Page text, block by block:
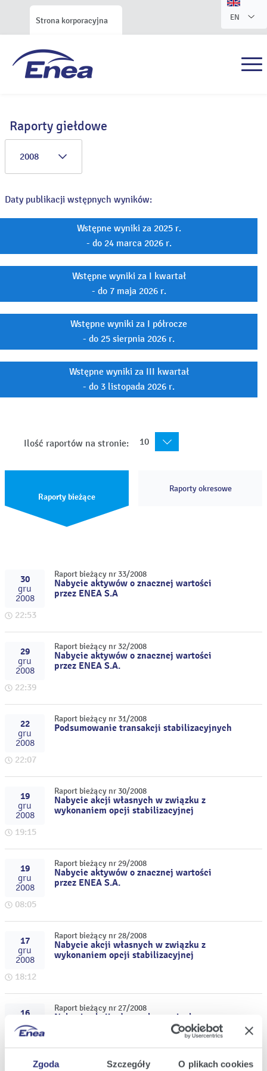
Zgoda Szczegóły O plikach cookies
Strona korporacyjna EN
Raporty giełdowe
2008
Daty publikacji wstępnych wyników:
Wstępne wyniki za 2025 r.
- do 24 marca 2026 r.
Wstępne wyniki za I kwartał
- do 7 maja 2026 r.
Wstępne wyniki za I półrocze
- do 25 sierpnia 2026 r.
Wstępne wyniki za III kwartał
- do 3 listopada 2026 r.
Ilość raportów na stronie: 10
Raporty bieżące
Raporty okresowe
30
gru
2008
22:53
Raport bieżący nr 33/2008
Nabycie aktywów o znacznej wartości
przez ENEA S.A
29
gru
2008
22:39
Raport bieżący nr 32/2008
Nabycie aktywów o znacznej wartości
przez ENEA S.A.
22
gru
2008
22:07
Raport bieżący nr 31/2008
Podsumowanie transakcji stabilizacyjnych
19
gru
2008
19:15
Raport bieżący nr 30/2008
Nabycie akcji własnych w związku z
wykonaniem opcji stabilizacyjnej
19
gru
2008
08:05
Raport bieżący nr 29/2008
Nabycie aktywów o znacznej wartości
przez ENEA S.A.
17
gru
2008
18:12
Raport bieżący nr 28/2008
Nabycie akcji własnych w związku z
wykonaniem opcji stabilizacyjnej
16
gru
2008
17:58
Raport bieżący nr 27/2008
Nabycie akcji własnych w związku z
wykonaniem opcji stabilizacyjnej